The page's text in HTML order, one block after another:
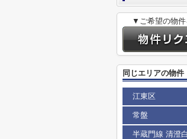
▼ご希望の物件
同じエリアの物件
江東区
常盤
半蔵門線 清澄